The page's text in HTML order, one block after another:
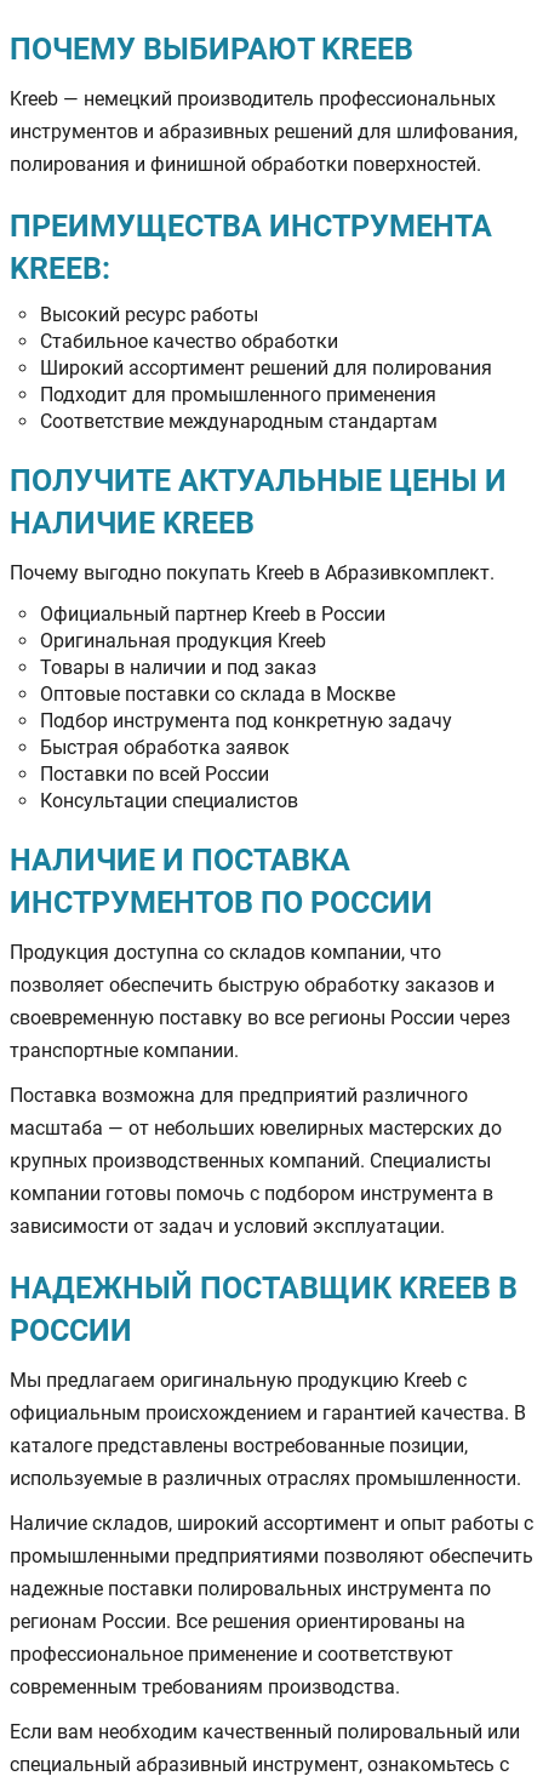
ПОЧЕМУ ВЫБИРАЮТ KREEB
Kreeb — немецкий производитель профессиональных
инструментов и абразивных решений для шлифования,
полирования и финишной обработки поверхностей.
ПРЕИМУЩЕСТВА ИНСТРУМЕНТА
KREEB:
Высокий ресурс работы
Стабильное качество обработки
Широкий ассортимент решений для полирования
Подходит для промышленного применения
Соответствие международным стандартам
ПОЛУЧИТЕ АКТУАЛЬНЫЕ ЦЕНЫ И
НАЛИЧИЕ KREEB
Почему выгодно покупать Kreeb в Абразивкомплект.
Официальный партнер Kreeb в России
Оригинальная продукция Kreeb
Товары в наличии и под заказ
Оптовые поставки со склада в Москве
Подбор инструмента под конкретную задачу
Быстрая обработка заявок
Поставки по всей России
Консультации специалистов
НАЛИЧИЕ И ПОСТАВКА
ИНСТРУМЕНТОВ ПО РОССИИ
Продукция доступна со складов компании, что
позволяет обеспечить быструю обработку заказов и
своевременную поставку во все регионы России через
транспортные компании.
Поставка возможна для предприятий различного
масштаба — от небольших ювелирных мастерских до
крупных производственных компаний. Специалисты
компании готовы помочь с подбором инструмента в
зависимости от задач и условий эксплуатации.
НАДЕЖНЫЙ ПОСТАВЩИК KREEB В
РОССИИ
Мы предлагаем оригинальную продукцию Kreeb с
официальным происхождением и гарантией качества. В
каталоге представлены востребованные позиции,
используемые в различных отраслях промышленности.
Наличие складов, широкий ассортимент и опыт работы с
промышленными предприятиями позволяют обеспечить
надежные поставки полировальных инструмента по
регионам России. Все решения ориентированы на
профессиональное применение и соответствуют
современным требованиям производства.
Если вам необходим качественный полировальный или
специальный абразивный инструмент, ознакомьтесь с